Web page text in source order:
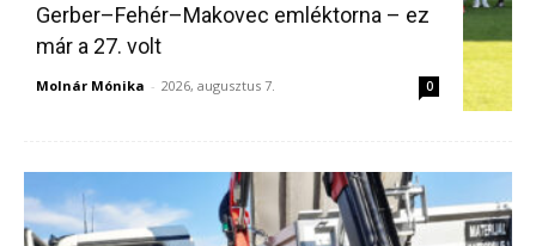
Gerber–Fehér–Makovec emléktorna – ez
már a 27. volt
Molnár Mónika - 2026, augusztus 7. 0